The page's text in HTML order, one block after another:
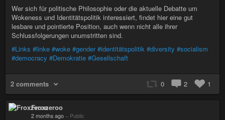
Wer sich für politische Philosophie oder die aktuelle Debatte um
Wokeness und Identitätspolitik interessiert, findet hier eine gut
lesbare und pointierte Position, auch wenn nicht alle ihrer
Schlussfolgerungen unumstritten sind.
#Links #linke #woke #gender #identitätspolitik #diversity #socialism
#democracy #Demokratie #Gesellschaft
2 comments 0 2 1
Froxzeroo
2 months ago – Public